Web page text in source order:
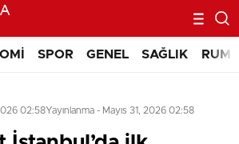
SPOR GENEL SAĞLIK RUM
02:58Yayınlanma - Mayıs 31, 2026 02:58